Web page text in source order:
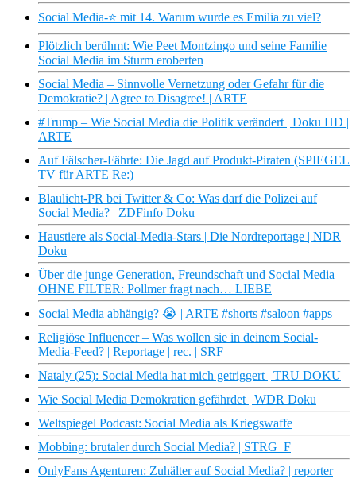
Social Media-​​⭐️ mit 14. Warum wurde es Emilia zu viel?
Plötzlich berühmt: Wie Peet Montzingo und seine Familie
Social Media im Sturm eroberten
Social Media – Sinnvolle Vernetzung oder Gefahr für die
Demokratie? | Agree to Disagree! | ARTE
#Trump – Wie Social Media die Politik verändert | Doku HD |
ARTE
Auf Fälscher-Fährte: Die Jagd auf Produkt-Piraten (SPIEGEL
TV für ARTE Re:)
Blaulicht-PR bei Twitter & Co: Was darf die Polizei auf
Social Media? | ZDFinfo Doku
Haustiere als Social-Media-Stars | Die Nordreportage | NDR
Doku
Über die junge Generation, Freundschaft und Social Media |
OHNE FILTER: Pollmer fragt nach… LIEBE
Social Media abhängig? 😭 | ARTE #shorts #saloon #apps
Religiöse Influencer – Was wollen sie in deinem Social-
Media-Feed? | Reportage | rec. | SRF
Nataly (25): Social Media hat mich getriggert | TRU DOKU
Wie Social Media Demokratien gefährdet | WDR Doku
Weltspiegel Podcast: Social Media als Kriegswaffe
Mobbing: brutaler durch Social Media? | STRG_F
OnlyFans Agenturen: Zuhälter auf Social Media? | reporter